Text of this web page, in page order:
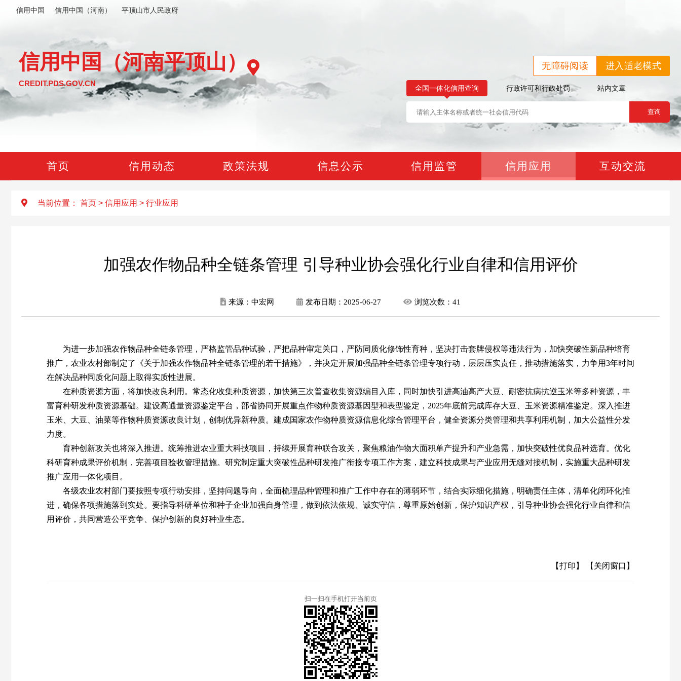
信用中国 信用中国（河南） 平顶山市人民政府
信用中国（河南平顶山）
CREDIT.PDS.GOV.CN
进入适老模式
无障碍阅读
全国一体化信用查询 行政许可和行政处罚 站内文章
首页 信用动态 政策法规 信息公示 信用监管 信用应用 互动交流
当前位置： 首页 > 信用应用 > 行业应用
加强农作物品种全链条管理 引导种业协会强化行业自律和信用评价
来源：中宏网 发布日期： 2025-06-27 浏览次数： 41
为进一步加强农作物品种全链条管理，严格监管品种试验，严把品种审定关口，严防同质化修饰性育种，坚决打击套牌侵权等违法行为，加快突破性新品种培育
推广，农业农村部制定了《关于加强农作物品种全链条管理的若干措施》，并决定开展加强品种全链条管理专项行动，层层压实责任，推动措施落实，力争用3年时间
在解决品种同质化问题上取得实质性进展。
在种质资源方面，将加快改良利用。常态化收集种质资源，加快第三次普查收集资源编目入库，同时加快引进高油高产大豆、耐密抗病抗逆玉米等多种资源，丰
富育种研发种质资源基础。建设高通量资源鉴定平台，部省协同开展重点作物种质资源基因型和表型鉴定，2025年底前完成库存大豆、玉米资源精准鉴定。深入推进
玉米、大豆、油菜等作物种质资源改良计划，创制优异新种质。建成国家农作物种质资源信息化综合管理平台，健全资源分类管理和共享利用机制，加大公益性分发
力度。
育种创新攻关也将深入推进。统筹推进农业重大科技项目，持续开展育种联合攻关，聚焦粮油作物大面积单产提升和产业急需，加快突破性优良品种选育。优化
科研育种成果评价机制，完善项目验收管理措施。研究制定重大突破性品种研发推广衔接专项工作方案，建立科技成果与产业应用无缝对接机制，实施重大品种研发
推广应用一体化项目。
各级农业农村部门要按照专项行动安排，坚持问题导向，全面梳理品种管理和推广工作中存在的薄弱环节，结合实际细化措施，明确责任主体，清单化闭环化推
进，确保各项措施落到实处。要指导科研单位和种子企业加强自身管理，做到依法依规、诚实守信，尊重原始创新，保护知识产权，引导种业协会强化行业自律和信
用评价，共同营造公平竞争、保护创新的良好种业生态。
【打印】 【关闭窗口】
扫一扫在手机打开当前页